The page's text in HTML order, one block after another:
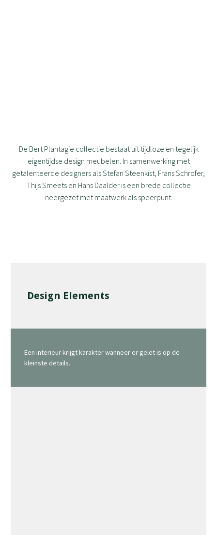
De Bert Plantagie collectie bestaat uit tijdloze en tegelijk
eigentijdse design meubelen. In samenwerking met
getalenteerde designers als Stefan Steenkist, Frans Schrofer,
Thijs Smeets en Hans Daalder is een brede collectie
neergezet met maatwerk als speerpunt.
Design Elements
Een interieur krijgt karakter wanneer er gelet is op de
kleinste details.